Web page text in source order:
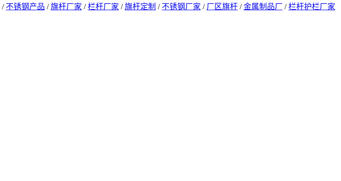
/ 不锈钢产品 /旗杆厂家 /栏杆厂家 /旗杆定制 / 不锈钢厂家 / 厂区旗杆 /金属制品厂 /栏杆护栏厂家